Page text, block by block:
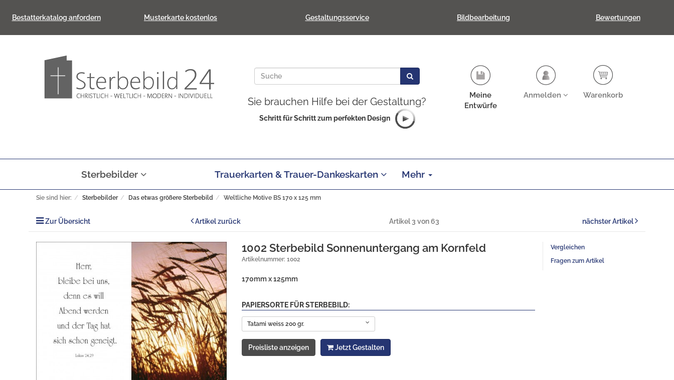
Bestatterkatalog anfordern Musterkarte kostenlos Gestaltungsservice Bildbearbeitung Bewertungen
Sie brauchen Hilfe bei der Gestaltung?
Schritt für Schritt zum perfekten Design
Meine
Entwürfe
Anmelden Warenkorb
Sterbebilder Trauerkarten & Trauer-Dankeskarten Mehr
Sie sind hier: Sterbebilder Das etwas größere Sterbebild Weltliche Motive BS 170 x 125 mm
Zur Übersicht Artikel zurück Artikel 3 von 63 nächster Artikel
1002 Sterbebild Sonnenuntergang am Kornfeld
Artikelnummer: 1002
170mm x 125mm
PAPIERSORTE FÜR STERBEBILD:
Tatami weiss 200 gr.
Preisliste anzeigen Jetzt Gestalten
Vergleichen
Fragen zum Artikel